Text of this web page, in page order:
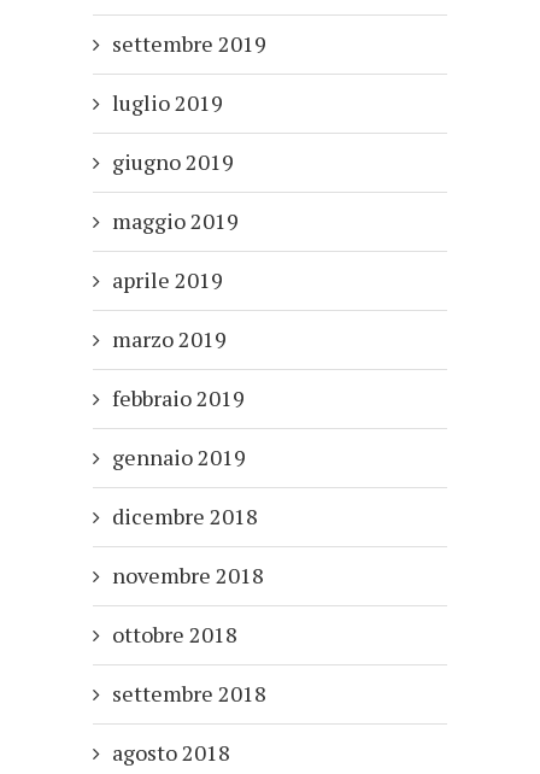
settembre 2019
luglio 2019
giugno 2019
maggio 2019
aprile 2019
marzo 2019
febbraio 2019
gennaio 2019
dicembre 2018
novembre 2018
ottobre 2018
settembre 2018
agosto 2018